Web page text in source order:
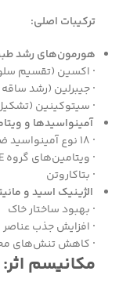
ترکیبات اصلی:
هورمون‌های رشد
· اکسین (تقسیم
·جیبرلین (رشد ساقه
· سیتوکینین (تشکیل
آمینواسیدها و
·
· ویتامین‌های گروه B, C, E
· بتاکاروتن
الژینیک اسید و
· بهبود ساختار خاک
· افزایش جذب عناصر
· کاهش تنش‌های
مکانیسم اثر: